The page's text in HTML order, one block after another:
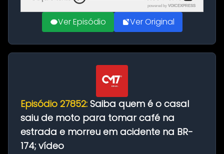
powered by VOICEXPRESS
Ver Episódio Ver Original
Episódio 27852: Saiba quem é o casal
saiu de moto para tomar café na
estrada e morreu em acidente na BR-
174; vídeo